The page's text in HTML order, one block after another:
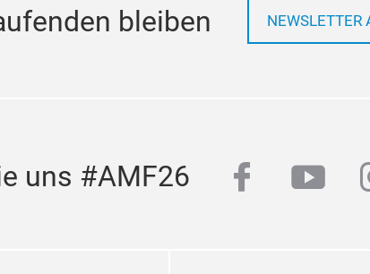
bleiben NEWSLETTER
uns #AMF26 facebook